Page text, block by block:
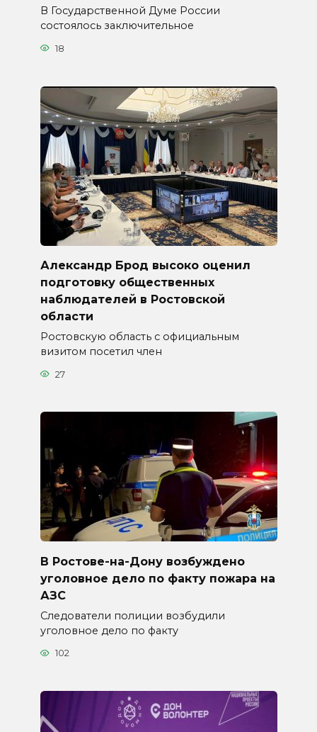
В Государственной Думе России
состоялось заключительное
18
Александр Брод высоко оценил
подготовку общественных
наблюдателей в Ростовской
области
Ростовскую область с официальным
визитом посетил член
27
В Ростове-на-Дону возбуждено
уголовное дело по факту пожара на
АЗС
Следователи полиции возбудили
уголовное дело по факту
102